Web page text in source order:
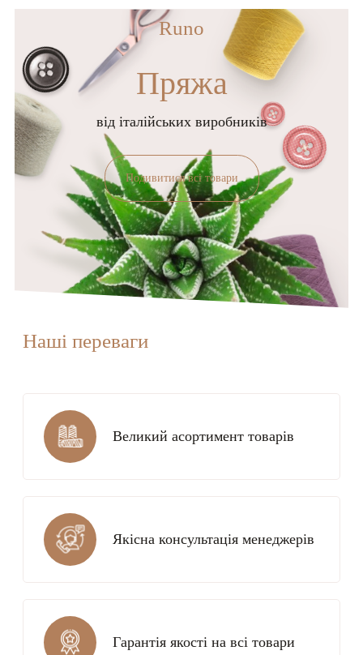
Runo
Пряжа
від італійських виробників
Подивитися всі товари
Наші переваги
Великий асортимент товарів
Якісна консультація менеджерів
Гарантія якості на всі товари